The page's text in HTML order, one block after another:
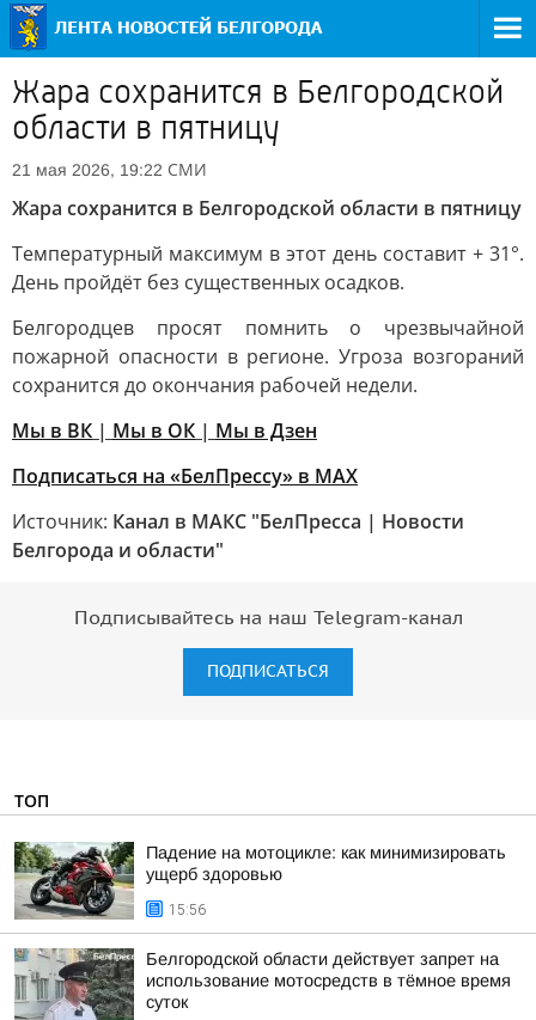
Жара сохранится в Белгородской
области в пятницу
21 мая 2026, 19:22 СМИ
Жара сохранится в Белгородской области в пятницу
Температурный максимум в этот день составит + 31°.
День пройдёт без существенных осадков.
Белгородцев просят помнить о чрезвычайной
пожарной опасности в регионе. Угроза возгораний
сохранится до окончания рабочей недели.
Мы в ВК | Мы в ОК | Мы в Дзен
Подписаться на «БелПрессу» в МАХ
Источник: Канал в МАКС "БелПресса | Новости
Белгорода и области"
Подписывайтесь на наш Telegram-канал
ПОДПИСАТЬСЯ
ТОП
Падение на мотоцикле: как минимизировать
ущерб здоровью
15:56
Белгородской области действует запрет на
использование мотосредств в тёмное время
суток